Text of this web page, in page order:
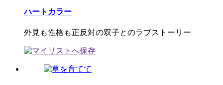
ハートカラー
外見も性格も正反対の双子とのラブストーリー